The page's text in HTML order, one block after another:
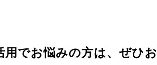
用でお悩みの方は、ぜひ